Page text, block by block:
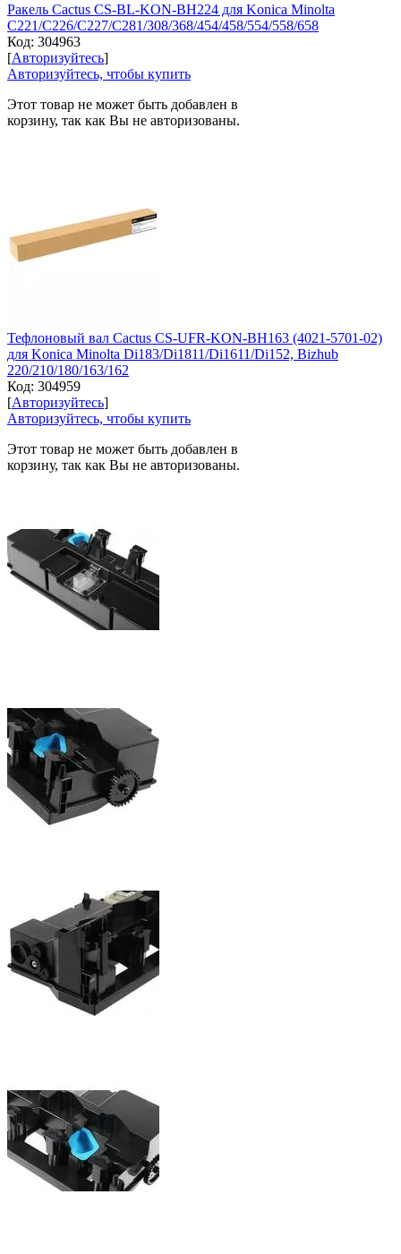
Ракель Cactus CS-BL-KON-BH224 для Konica Minolta
C221/C226/C227/C281/308/368/454/458/554/558/658
Код: 304963
[Авторизуйтесь]
Авторизуйтесь, чтобы купить
Этот товар не может быть добавлен в
корзину, так как Вы не авторизованы.
Тефлоновый вал Cactus CS-UFR-KON-BH163 (4021-5701-02)
для Konica Minolta Di183/Di1811/Di1611/Di152, Bizhub
220/210/180/163/162
Код: 304959
[Авторизуйтесь]
Авторизуйтесь, чтобы купить
Этот товар не может быть добавлен в
корзину, так как Вы не авторизованы.